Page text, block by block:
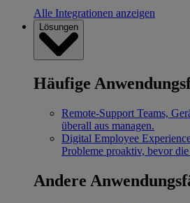
Alle Integrationen anzeigen
Lösungen
Häufige
Remote-Support Teams,
überall aus managen.
Digital Employee
Probleme proaktiv, bevor
Andere